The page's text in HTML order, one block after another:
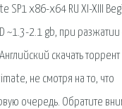
SP1 х86-x64 RU XI-XIII
~1.3-2.1 gb, при
скачать
не смотря на то, что
очередь. Обратите